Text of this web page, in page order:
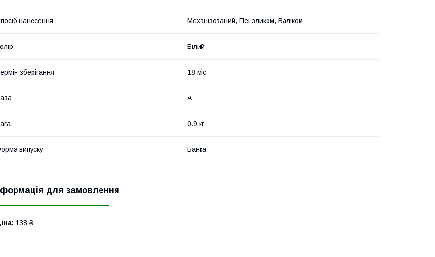
нанесення Механізований, Пензликом, Валіком
Білий
зберігання 18 міс
А
0.9 кг
випуску Банка
для замовлення
138 ₴